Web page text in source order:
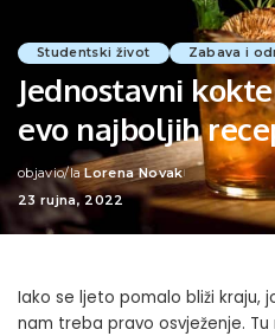
Studentski život Zabava i
Jednostavni
evo najboljih
Posted
by
objavio/la Lorena Novak
23 rujna, 2022
Iako se ljeto pomalo bliži kraju,
nam treba pravo osvježenje.